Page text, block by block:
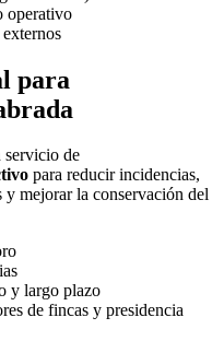
operativo
para
servicio de
para reducir incidencias,
y mejorar la conservación del
y largo plazo
de fincas y presidencia